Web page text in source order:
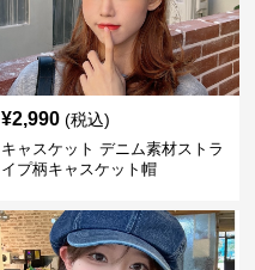
¥2,990 (税込)
キャスケット デニム素材ストラ
イプ柄キャスケット帽